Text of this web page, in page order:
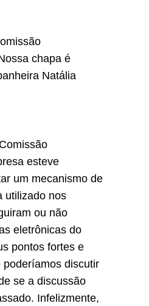
chapa é
Natália
esteve
um mecanismo de
utilizado nos
ou não
eletrônicas do
pontos fortes e
discutir
se a discussão
Infelizmente,